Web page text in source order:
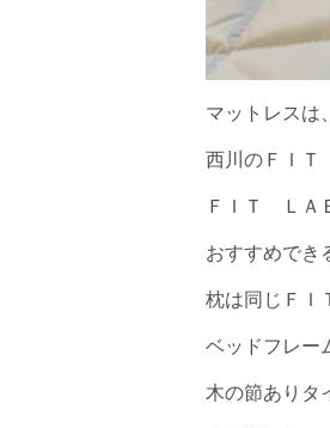
マットレスは
西川のＦＩＴ
ＦＩＴ ＬＡ
おすすめでき
枕は同じＦＩ
ベッドフレー
木の節ありタ